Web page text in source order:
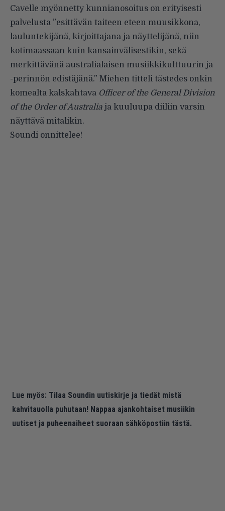
Cavelle myönnetty kunnianosoitus on erityisesti
palvelusta ”esittävän taiteen eteen muusikkona,
lauluntekijänä, kirjoittajana ja näyttelijänä, niin
kotimaassaan kuin kansainvälisestikin, sekä
merkittävänä australialaisen musiikkikulttuurin ja
-perinnön edistäjänä.” Miehen titteli tästedes onkin
komealta kalskahtava Officer of the General Division
of the Order of Australia ja kuuluupa diiliin varsin
näyttävä mitalikin.
Soundi onnittelee!
Lue myös: Tilaa Soundin uutiskirje ja tiedät mistä
kahvitauolla puhutaan! Nappaa ajankohtaiset musiikin
uutiset ja puheenaiheet suoraan sähköpostiin tästä.